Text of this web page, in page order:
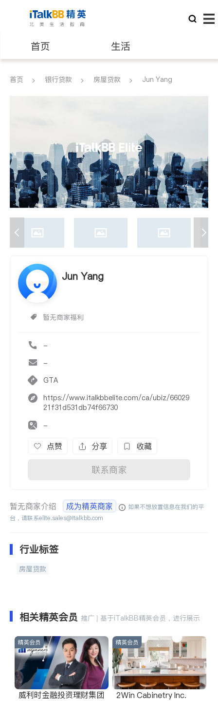
首页 生活
医生 律师
会计师
建筑装修
首页 银行贷款 房屋贷款 Jun Yang
Jun Yang
暂无商家福利
-
-
GTA
https://www.italkbbelite.com/ca/ubiz/66029
21f31d531db74f66730
-
点赞 分享 收藏
联系商家
暂无商家介绍 成为精英商家
如果不想放置信息在我们的平
台，请联系elite.sales@italkbb.com
行业标签
房屋贷款
相关精英会员 推广 | 基于iTalkBB精英会员，进行展示
精英会员
威利时金融投资理财集团
精英会员
2Win Cabinetry Inc.